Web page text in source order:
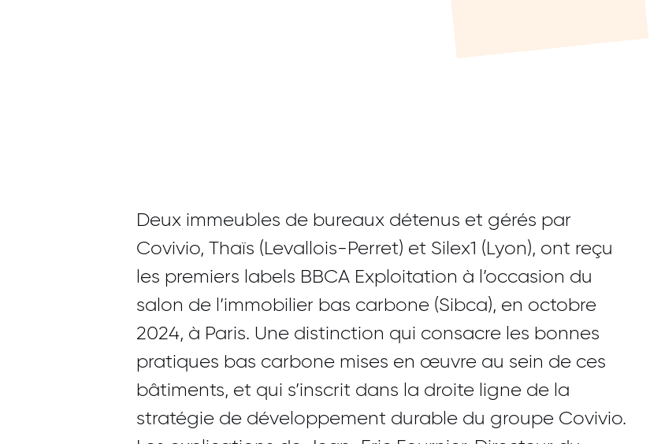
Deux immeubles de bureaux détenus et gérés par
Covivio, Thaïs (Levallois-Perret) et Silex1 (Lyon), ont reçu
les premiers labels BBCA Exploitation à l’occasion du
salon de l’immobilier bas carbone (Sibca), en octobre
2024, à Paris. Une distinction qui consacre les bonnes
pratiques bas carbone mises en œuvre au sein de ces
bâtiments, et qui s’inscrit dans la droite ligne de la
stratégie de développement durable du groupe Covivio.